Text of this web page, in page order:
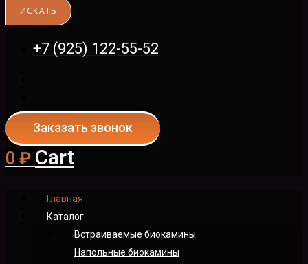
+7 (925) 122-55-52
Заказать звонок
0 ₽ Cart
Главная
Каталог
Встраиваемые биокамины
Напольные биокамины